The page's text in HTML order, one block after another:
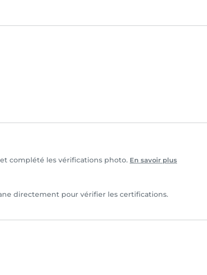
complété les vérifications photo. En savoir plus
directement pour vérifier les certifications.